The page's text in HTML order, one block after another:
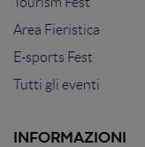
Area Fieristica
E-sports Fest
Tutti gli eventi
INFORMAZIONI